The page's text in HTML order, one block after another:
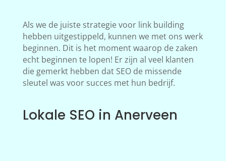
Als we de juiste strategie voor link building
hebben uitgestippeld, kunnen we met ons werk
beginnen. Dit is het moment waarop de zaken
echt beginnen te lopen! Er zijn al veel klanten
die gemerkt hebben dat SEO de missende
sleutel was voor succes met hun bedrijf.
Lokale SEO in Anerveen